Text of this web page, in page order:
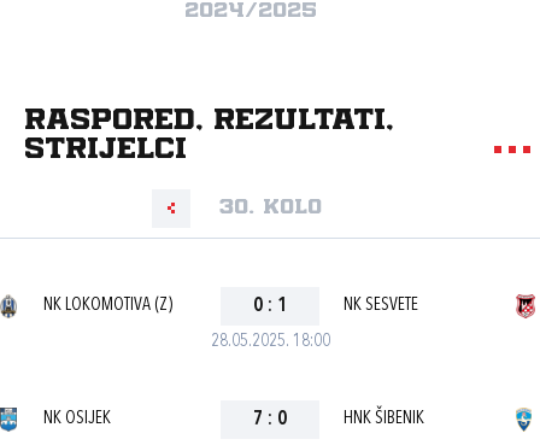
2024/2025
Raspored, rezultati,
strijelci
30. kolo
28.05.2025. 18:00
NK LOKOMOTIVA (Z) 0 : 1 NK SESVETE
NK OSIJEK 7 : 0 HNK ŠIBENIK